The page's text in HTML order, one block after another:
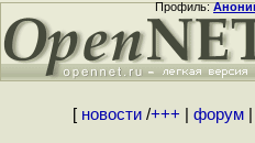
Профиль:
[ новости/+++ форум|